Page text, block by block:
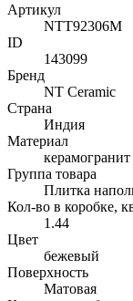
Артикул
NTT92306M
ID
143099
Бренд
NT Ceramic
Страна
Индия
Материал
керамогранит
Группа товара
Плитка
Кол-во в коробке,
1.44
Цвет
бежевый
Поверхность
Матовая